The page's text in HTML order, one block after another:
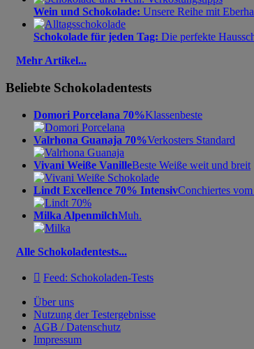
Wein und Schokolade: Unsere Reihe mit
Schokolade für jeden Tag: Die perfekte
Mehr Artikel...
Beliebte Schokoladentests
Domori Porcelana 70%Klassenbeste
Valrhona Guanaja 70%Verkosters Standard
Vivani Weiße VanilleBeste Weiße weit und breit
Lindt Excellence 70% IntensivConchiertes
Milka AlpenmilchMuh.
Alle Schokoladentests...
 Feed: Schokoladen-Tests
Über uns
Nutzung der Testergebnisse
AGB / Datenschutz
Impressum